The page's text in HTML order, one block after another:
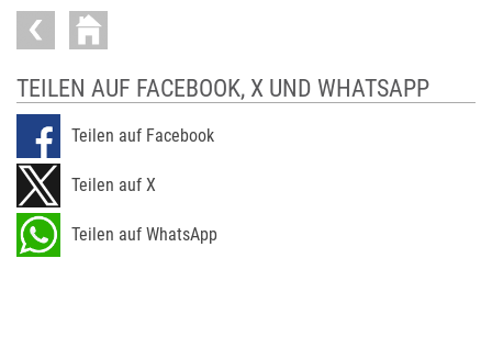
TEILEN AUF FACEBOOK, X UND WHATSAPP
Teilen auf Facebook
Teilen auf X
Teilen auf WhatsApp